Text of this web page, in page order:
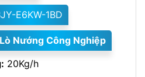
E6KW-1BD
Lò Nướng Công Nghiệp
20Kg/h